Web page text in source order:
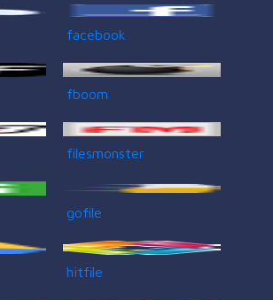
facebook
fboom
filesmonster
gofile
hitfile